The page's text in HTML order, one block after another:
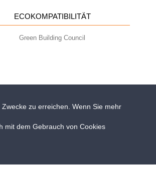
ECOKOMPATIBILITÄT
Green Building Council
zu erreichen. Wenn Sie mehr
mit dem Gebrauch von Cookies